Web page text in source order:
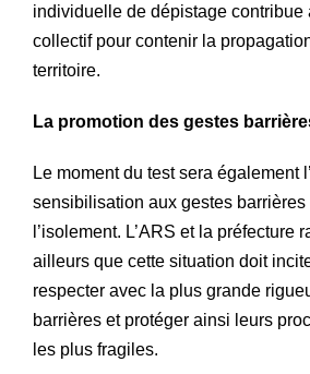
individuelle de dépistage contribue
collectif pour contenir la
territoire.
La promotion des gestes
Le moment du test sera également
sensibilisation aux gestes barrières
l’isolement. L’ARS et la préfecture
ailleurs que cette situation doit
respecter avec la plus grande
barrières et protéger ainsi leurs
les plus fragiles.